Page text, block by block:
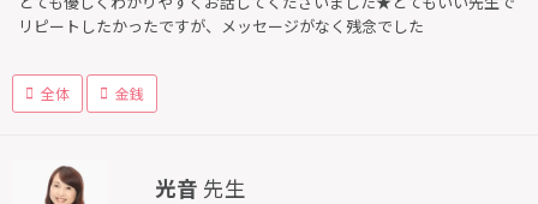
リピートしたかったですが、メッセージがなく残念でした
全体 金銭
光音 先生